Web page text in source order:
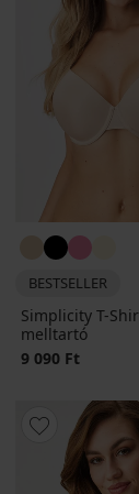
BESTSELLER
Simplicity T-
melltartó
9 090 Ft